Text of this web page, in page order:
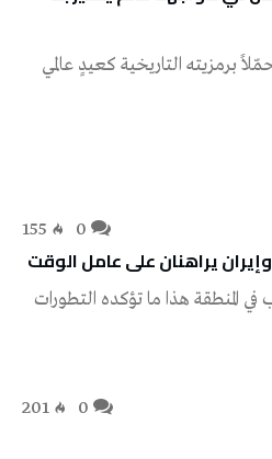
155
201